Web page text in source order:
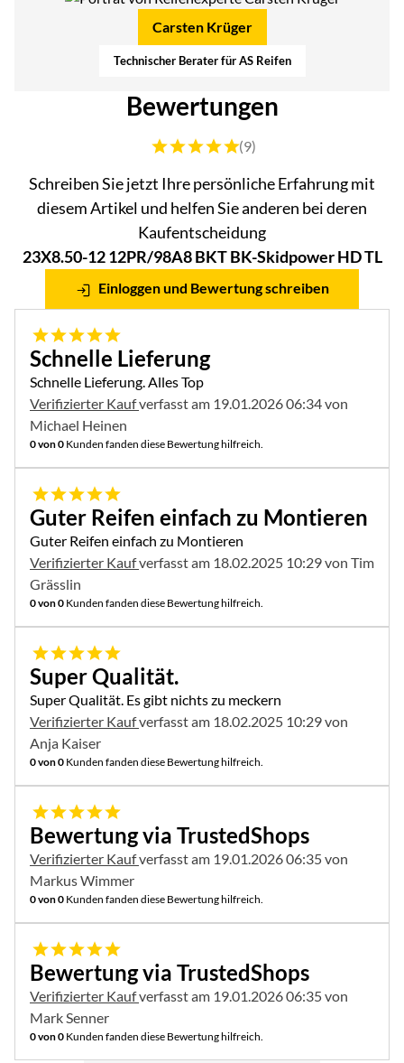
Carsten Krüger
Technischer Berater für AS Reifen
Bewertungen
Bewertung: 5 von 5 (9 Bewertungen)
(9)
Schreiben Sie jetzt Ihre persönliche Erfahrung mit
diesem Artikel und helfen Sie anderen bei deren
Kaufentscheidung
23X8.50-12 12PR/98A8 BKT BK-Skidpower HD TL
Einloggen und Bewertung schreiben
5 von 5
Schnelle Lieferung
Schnelle Lieferung. Alles Top
Verifizierter Kaufverfasst am 19.01.2026 06:34 von
Michael Heinen
0 von 0 Kunden fanden diese Bewertung hilfreich.
5 von 5
Guter Reifen einfach zu Montieren
Guter Reifen einfach zu Montieren
Verifizierter Kaufverfasst am 18.02.2025 10:29 von Tim
Grässlin
0 von 0 Kunden fanden diese Bewertung hilfreich.
5 von 5
Super Qualität.
Super Qualität. Es gibt nichts zu meckern
Verifizierter Kaufverfasst am 18.02.2025 10:29 von
Anja Kaiser
0 von 0 Kunden fanden diese Bewertung hilfreich.
5 von 5
Bewertung via TrustedShops
Verifizierter Kaufverfasst am 19.01.2026 06:35 von
Markus Wimmer
0 von 0 Kunden fanden diese Bewertung hilfreich.
5 von 5
Bewertung via TrustedShops
Verifizierter Kaufverfasst am 19.01.2026 06:35 von
Mark Senner
0 von 0 Kunden fanden diese Bewertung hilfreich.